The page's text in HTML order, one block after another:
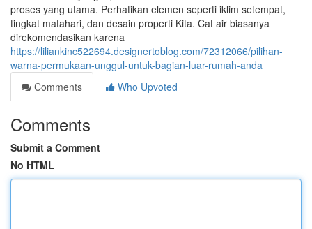
proses yang utama. Perhatikan elemen seperti iklim setempat,
tingkat matahari, dan desain properti Kita. Cat air biasanya
direkomendasikan karena
https://liliankinc522694.designertoblog.com/72312066/pilihan-
warna-permukaan-unggul-untuk-bagian-luar-rumah-anda
Comments
Who Upvoted
Comments
Submit a Comment
No HTML